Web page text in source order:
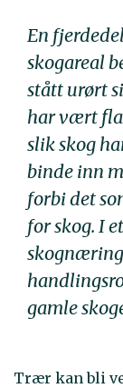
En
skogareal
stått urørt
har vært
slik skog
binde inn
forbi det
for skog. I
gamle
Trær kan bli